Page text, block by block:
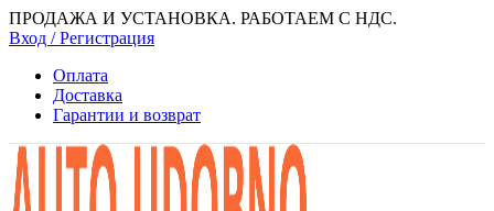
ПРОДАЖА И УСТАНОВКА. РАБОТАЕМ С НДС.
Вход / Регистрация
Оплата
Доставка
Гарантии и возврат